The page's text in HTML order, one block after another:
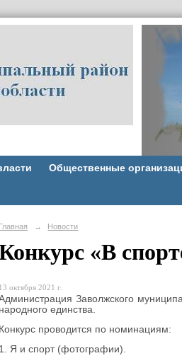
Общественные
Главная → Новости
«В
13 октября 2021 г.
Заволжского
народного единства.
Конкурс проводится по номинациям:
1. Я и спорт (фотографии).